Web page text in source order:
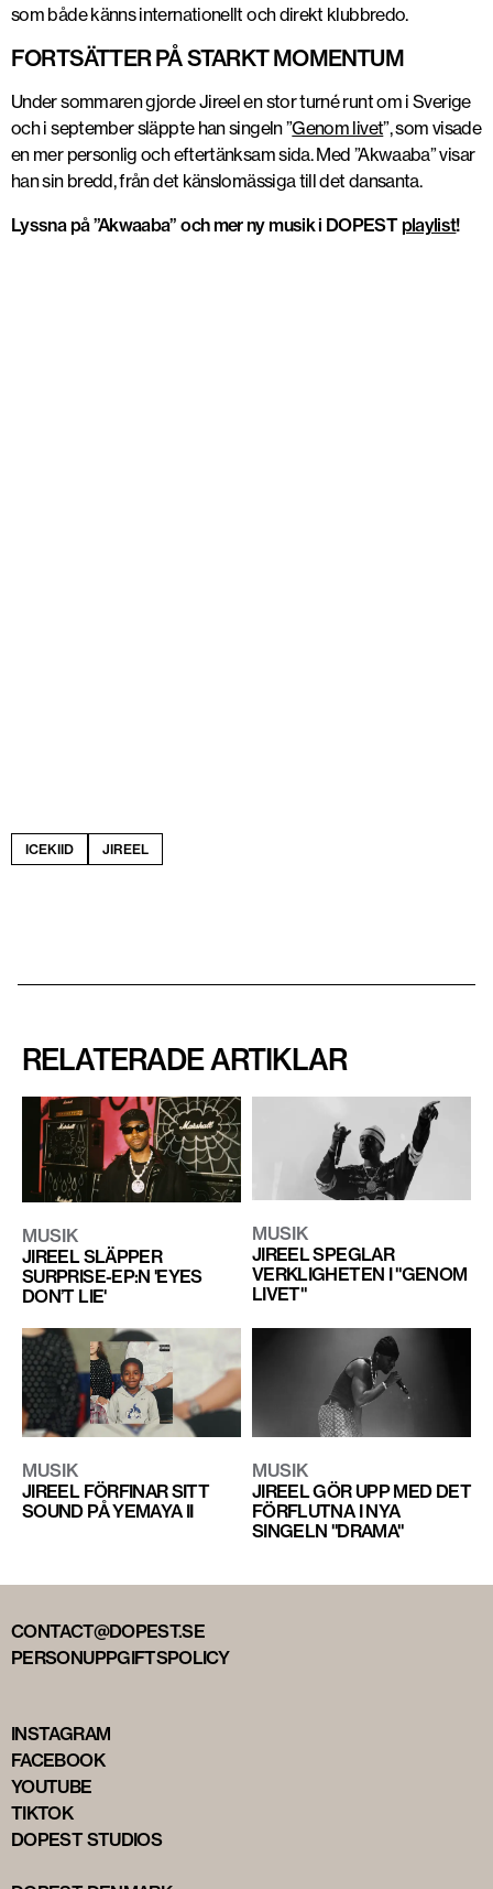
som både känns internationellt och direkt klubbredo.
FORTSÄTTER PÅ STARKT MOMENTUM
Under sommaren gjorde Jireel en stor turné runt om i Sverige
och i september släppte han singeln ”Genom livet”, som visade
en mer personlig och eftertänksam sida. Med ”Akwaaba”visar
han sin bredd, från det känslomässiga till det dansanta.
Lyssna på ”Akwaaba” och mer ny musik i DOPEST playlist!
ICEKIID JIREEL
RELATERADE ARTIKLAR
MUSIK
JIREEL SLÄPPER
SURPRISE-EP:N 'EYES
DON’T LIE'
MUSIK
JIREEL SPEGLAR
VERKLIGHETEN I "GENOM
LIVET"
MUSIK
JIREEL FÖRFINAR SITT
SOUND PÅ YEMAYA II
MUSIK
JIREEL GÖR UPP MED DET
FÖRFLUTNA I NYA
SINGELN "DRAMA"
CONTACT@DOPEST.SE
PERSONUPPGIFTSPOLICY
INSTAGRAM
FACEBOOK
YOUTUBE
TIKTOK
DOPEST STUDIOS